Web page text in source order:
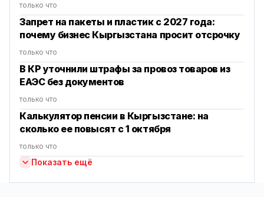
только что
Запрет на пакеты и пластик с 2027 года:
почему бизнес Кыргызстана просит отсрочку
только что
В КР уточнили штрафы за провоз товаров из
ЕАЭС без документов
только что
Калькулятор пенсии в Кыргызстане: на
сколько ее повысят с 1 октября
только что
Показать ещё